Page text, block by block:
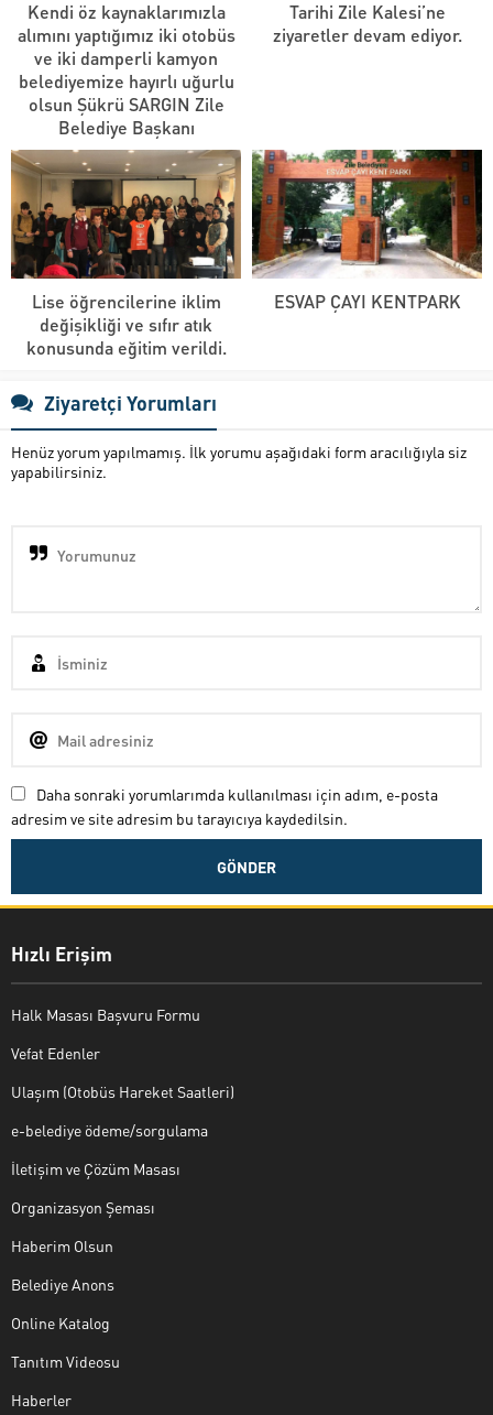
Kendi öz kaynaklarımızla
alımını yaptığımız iki otobüs
ve iki damperli kamyon
belediyemize hayırlı uğurlu
olsun Şükrü SARGIN Zile
Belediye Başkanı
Tarihi Zile Kalesi’ne
ziyaretler devam ediyor.
Lise öğrencilerine iklim
değişikliği ve sıfır atık
konusunda eğitim verildi.
ESVAP ÇAYI KENTPARK
Ziyaretçi Yorumları
Henüz yorum yapılmamış. İlk yorumu aşağıdaki form aracılığıyla siz
yapabilirsiniz.
Daha sonraki yorumlarımda kullanılması için adım, e-posta
adresim ve site adresim bu tarayıcıya kaydedilsin.
Hızlı Erişim
Halk Masası Başvuru Formu
Vefat Edenler
Ulaşım (Otobüs Hareket Saatleri)
e-belediye ödeme/sorgulama
İletişim ve Çözüm Masası
Organizasyon Şeması
Haberim Olsun
Belediye Anons
Online Katalog
Tanıtım Videosu
Haberler